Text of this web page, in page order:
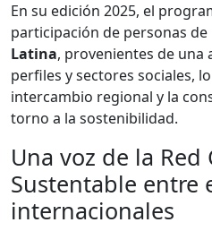
En su edición 2025, el
participación de personas de
Latina, provenientes de una
perfiles y sectores sociales,
intercambio regional y la
torno a la sostenibilidad.
Una voz de la Red
Sustentable entre
internacionales